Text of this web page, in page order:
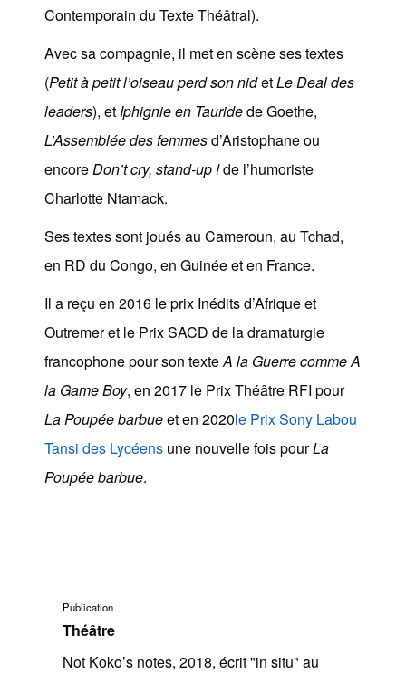
PROJET ARTISTIQUE
le Pole Francophone à Limoges
Missions
Contemporain du Texte Théâtral).
Avec sa compagnie, il met en scène ses textes
(Petit à petit l’oiseau perd son nidetLe Deal des
leaders), etIphignie en Tauridede Goethe,
L’Assemblée des femmesd’Aristophane ou
encoreDon’t cry, stand-up !de l’humoriste
Charlotte Ntamack.
Ses textes sont joués au Cameroun, au Tchad,
en RD du Congo, en Guinée et en France.
Il a reçu en 2016 le prix Inédits d’Afrique et
Outremer et le Prix SACD de la dramaturgie
francophone pour son texteA la Guerre comme A
la Game Boy, en 2017 le Prix Théâtre RFI pour
La Poupée barbueet en 2020le Prix Sony Labou
Tansi des Lycéensune nouvelle fois pourLa
Poupée barbue.
Publication
Théâtre
Not Koko’s notes, 2018, écrit "in situ" au